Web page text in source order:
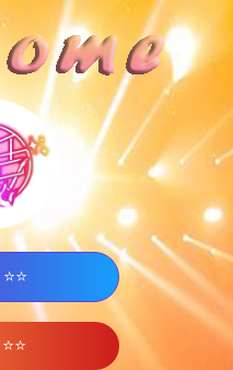
⭐⭐
⭐⭐